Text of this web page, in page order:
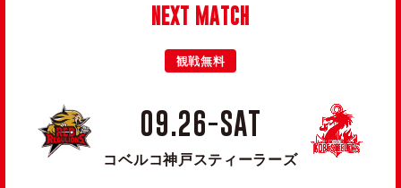
NEXT MATCH
観戦無料
09.26-SAT
コベルコ神戸スティーラーズ